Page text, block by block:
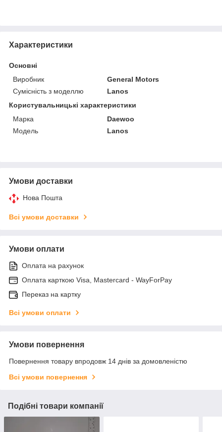
Характеристики
Основні
Виробник
General Motors
Сумісність з моделлю
Lanos
Користувальницькі характеристики
Марка
Daewoo
Модель
Lanos
Умови доставки
Нова Пошта
Всі умови доставки
Умови оплати
Оплата на рахунок
Оплата карткою Visa, Mastercard - WayForPay
Переказ на картку
Всі умови оплати
Умови повернення
Повернення товару впродовж 14 днів за домовленістю
Всі умови повернення
Подібні товари компанії